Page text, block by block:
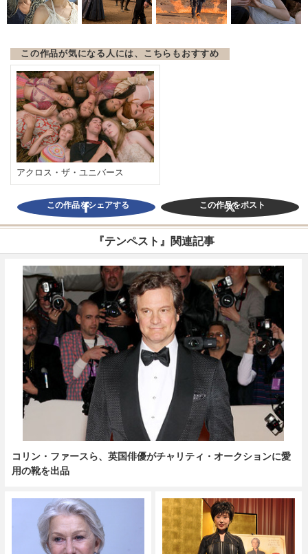
この作品が気になる人には、こちらもおすすめ
アクロス・ザ・ユニバース
この作品をシェアする この作品をポスト
『テンペスト』関連記事
コリン・ファースら、英国俳優がチャリティ・オークションに愛
用の靴を出品